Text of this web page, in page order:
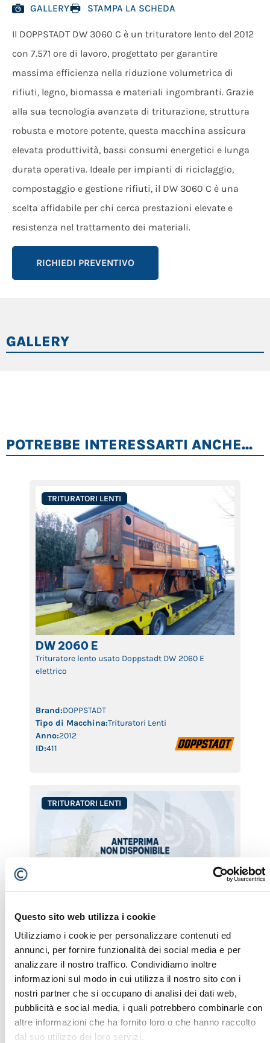
Questo sito web utilizza i cookie
Utilizziamo i cookie per personalizzare contenuti ed
annunci, per fornire funzionalità dei social media e per
analizzare il nostro traffico. Condividiamo inoltre
informazioni sul modo in cui utilizza il nostro sito con i
nostri partner che si occupano di analisi dei dati web,
pubblicità e social media, i quali potrebbero combinarle con
altre informazioni che ha fornito loro o che hanno raccolto
dal suo utilizzo dei loro servizi.
GALLERY STAMPA LA SCHEDA
Il DOPPSTADT DW 3060 C è un trituratore lento del 2012
con 7.571 ore di lavoro, progettato per garantire
massima efficienza nella riduzione volumetrica di
rifiuti, legno, biomassa e materiali ingombranti. Grazie
alla sua tecnologia avanzata di triturazione, struttura
robusta e motore potente, questa macchina assicura
elevata produttività, bassi consumi energetici e lunga
durata operativa. Ideale per impianti di riciclaggio,
compostaggio e gestione rifiuti, il DW 3060 C è una
scelta affidabile per chi cerca prestazioni elevate e
resistenza nel trattamento dei materiali.
RICHIEDI PREVENTIVO
GALLERY
POTREBBE INTERESSARTI ANCHE...
TRITURATORI LENTI
DW 2060 E
Trituratore lento usato Doppstadt DW 2060 E
elettrico
Brand:DOPPSTADT
Tipo di Macchina:Trituratori Lenti
Anno:2012
ID:411
TRITURATORI LENTI
DW 2560
1995, con 2.357 ore di lavoro, progettato per
garantire efficienza e resistenza nella riduzione
volumetrica di rifiuti ingombranti, legno, biomassa
e materiali da demolizione. Grazie alla sua
tecnologia di triturazione a bassa velocità e alla
costruzione robusta, questa macchina assicura
prestazioni elevate, riducendo i costi operativi […]
Tipo di Macchina: Trituratori Lenti
Anno:1995